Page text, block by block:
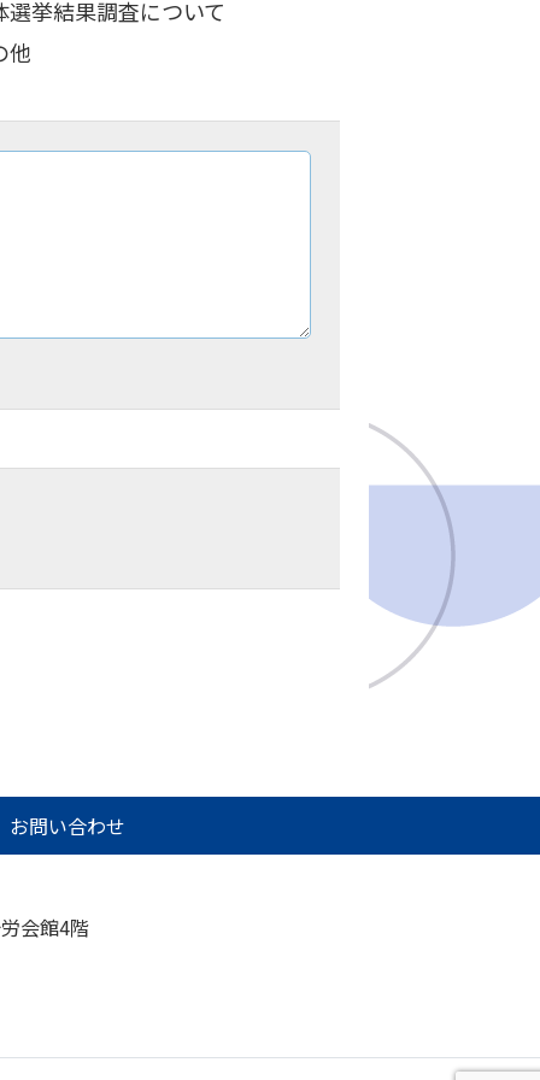
選挙結果調査について
他
お問い合わせ
会館4階